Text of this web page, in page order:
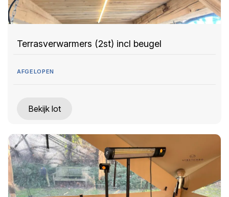
Terrasverwarmers (2st) incl beugel
AFGELOPEN
Bekijk lot